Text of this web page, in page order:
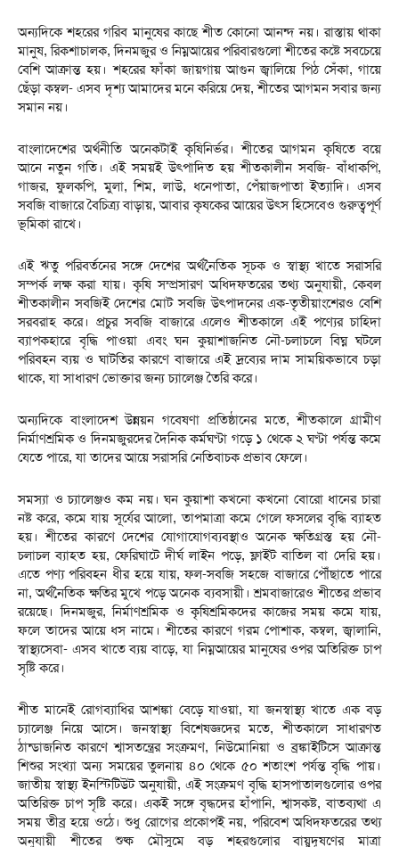
​অন্যদিকে শহরের গরিব মানুষের কাছে শীত কোনো আনন্দ নয়। রাস্তায় থাকা
মানুষ, রিকশাচালক, দিনমজুর ও নিম্নআয়ের পরিবারগুলো শীতের কষ্টে সবচেয়ে
বেশি আক্রান্ত হয়। শহরের ফাঁকা জায়গায় আগুন জ্বালিয়ে পিঠ সেঁকা, গায়ে
ছেঁড়া কম্বল- এসব দৃশ্য আমাদের মনে করিয়ে দেয়, শীতের আগমন সবার জন্য
সমান নয়।
বাংলাদেশের অর্থনীতি অনেকটাই কৃষিনির্ভর। শীতের আগমন কৃষিতে বয়ে
আনে নতুন গতি। এই সময়ই উৎপাদিত হয় শীতকালীন সবজি- বাঁধাকপি,
গাজর, ফুলকপি, মুলা, শিম, লাউ, ধনেপাতা, পেঁয়াজপাতা ইত্যাদি। এসব
সবজি বাজারে বৈচিত্র্য বাড়ায়, আবার কৃষকের আয়ের উৎস হিসেবেও গুরুত্বপূর্ণ
ভূমিকা রাখে।
​এই ঋতু পরিবর্তনের সঙ্গে দেশের অর্থনৈতিক সূচক ও স্বাস্থ্য খাতে সরাসরি
সম্পর্ক লক্ষ করা যায়। কৃষি সম্প্রসারণ অধিদফতরের তথ্য অনুযায়ী, কেবল
শীতকালীন সবজিই দেশের মোট সবজি উৎপাদনের এক-তৃতীয়াংশেরও বেশি
সরবরাহ করে। প্রচুর সবজি বাজারে এলেও শীতকালে এই পণ্যের চাহিদা
ব্যাপকহারে বৃদ্ধি পাওয়া এবং ঘন কুয়াশাজনিত নৌ-চলাচলে বিঘ্ন ঘটলে
পরিবহন ব্যয় ও ঘাটতির কারণে বাজারে এই দ্রব্যের দাম সাময়িকভাবে চড়া
থাকে, যা সাধারণ ভোক্তার জন্য চ্যালেঞ্জ তৈরি করে।
অন্যদিকে বাংলাদেশ উন্নয়ন গবেষণা প্রতিষ্ঠানের মতে, শীতকালে গ্রামীণ
নির্মাণশ্রমিক ও দিনমজুরদের দৈনিক কর্মঘণ্টা গড়ে ১ থেকে ২ ঘণ্টা পর্যন্ত কমে
যেতে পারে, যা তাদের আয়ে সরাসরি নেতিবাচক প্রভাব ফেলে।
​সমস্যা ও চ্যালেঞ্জও কম নয়। ঘন কুয়াশা কখনো কখনো বোরো ধানের চারা
নষ্ট করে, কমে যায় সূর্যের আলো, তাপমাত্রা কমে গেলে ফসলের বৃদ্ধি ব্যাহত
হয়। শীতের কারণে দেশের যোগাযোগব্যবস্থাও অনেক ক্ষতিগ্রস্ত হয় নৌ-
চলাচল ব্যাহত হয়, ফেরিঘাটে দীর্ঘ লাইন পড়ে, ফ্লাইট বাতিল বা দেরি হয়।
এতে পণ্য পরিবহন ধীর হয়ে যায়, ফল-সবজি সহজে বাজারে পৌঁছাতে পারে
না, অর্থনৈতিক ক্ষতির মুখে পড়ে অনেক ব্যবসায়ী। শ্রমবাজারেও শীতের প্রভাব
রয়েছে। দিনমজুর, নির্মাণশ্রমিক ও কৃষিশ্রমিকদের কাজের সময় কমে যায়,
ফলে তাদের আয়ে ধস নামে। শীতের কারণে গরম পোশাক, কম্বল, জ্বালানি,
স্বাস্থ্যসেবা- এসব খাতে ব্যয় বাড়ে, যা নিম্নআয়ের মানুষের ওপর অতিরিক্ত চাপ
সৃষ্টি করে।
শীত মানেই রোগব্যাধির আশঙ্কা বেড়ে যাওয়া, যা জনস্বাস্থ্য খাতে এক বড়
চ্যালেঞ্জ নিয়ে আসে। জনস্বাস্থ্য বিশেষজ্ঞদের মতে, শীতকালে সাধারণত
ঠান্ডাজনিত কারণে শ্বাসতন্ত্রের সংক্রমণ, নিউমোনিয়া ও ব্রঙ্কাইটিসে আক্রান্ত
শিশুর সংখ্যা অন্য সময়ের তুলনায় ৪০ থেকে ৫০ শতাংশ পর্যন্ত বৃদ্ধি পায়।
জাতীয় স্বাস্থ্য ইনস্টিটিউট অনুযায়ী, এই সংক্রমণ বৃদ্ধি হাসপাতালগুলোর ওপর
অতিরিক্ত চাপ সৃষ্টি করে। একই সঙ্গে বৃদ্ধদের হাঁপানি, শ্বাসকষ্ট, বাতব্যথা এ
সময় তীব্র হয়ে ওঠে। শুধু রোগের প্রকোপই নয়, পরিবেশ অধিদফতরের তথ্য
অনুযায়ী শীতের শুষ্ক মৌসুমে বড় শহরগুলোর বায়ুদূষণের মাত্রা